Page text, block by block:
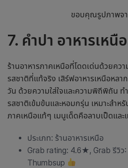
ขอบคุณรูปภาพจา
7. คำปา อาหารเหนือ
ร้านอาหารภาคเหนือที่โดดเด่นด้วยคว
รสชาติที่แท้จริง เสิร์ฟอาหารเหนือหล
วัน ด้วยความใส่ใจและความพิถีพิถัน ท
รสชาติเข้มข้นและหอมกรุ่น เหมาะสำ
ภาคเหนือแท้ๆ เมนูเด็ดคือลาบเป็ดและ
ประเภท: ร้านอาหารเหนือ
Grab rating: 4.6★, Grab รีวิว
Thumbsup